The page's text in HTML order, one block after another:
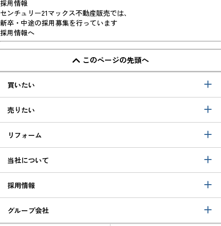
採用情報
センチュリー21マックス不動産販売では、
新卒・中途の採用募集を行っています
採用情報へ
このページの先頭へ
買いたい
売りたい
リフォーム
当社について
採用情報
グループ会社